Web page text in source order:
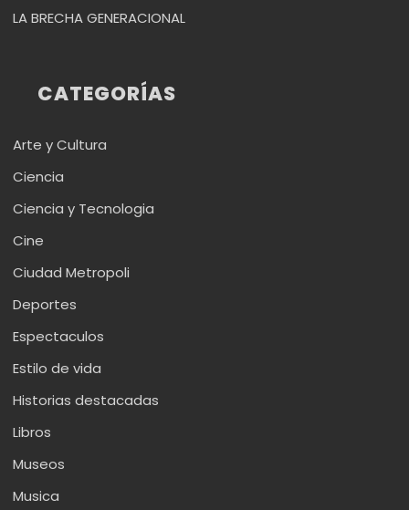
LA BRECHA GENERACIONAL
CATEGORÍAS
Arte y Cultura
Ciencia
Ciencia y Tecnologia
Cine
Ciudad Metropoli
Deportes
Espectaculos
Estilo de vida
Historias destacadas
Libros
Museos
Musica